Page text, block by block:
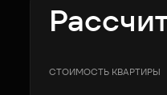
СТОИМОСТЬ КВАРТИРЫ